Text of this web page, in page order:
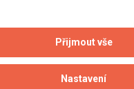
Zpracování a ochrana
Zásady pro používání
Obchodní podmínky
Přijmout vše
Nastavení